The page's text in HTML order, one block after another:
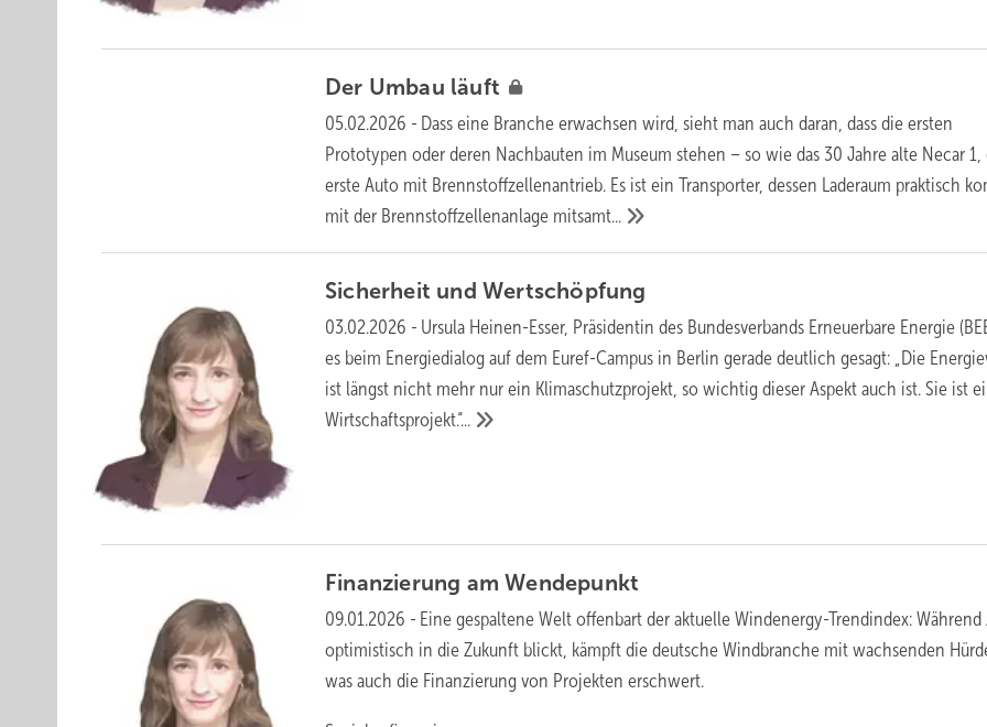
Der Umbau läuft
05.02.2026 - Dass eine Branche erwachsen wird, sieht man auch daran, dass die ersten
Prototypen oder deren Nachbauten im Museum stehen – so wie das 30 Jahre alte Necar 1,
erste Auto mit Brennstoffzellenantrieb. Es ist ein Transporter, dessen Laderaum praktisch
mit der Brennstoffzellenanlage mitsamt...
Si cherheit undWertschöpfung
03.02.2026 - Ursula Heinen-Esser, Präsidentin des Bundesverbands Erneuerbare Energie
es beim Energiedialog auf dem Euref-Campus in Berlin gerade deutlich gesagt: „Die
ist längst nicht mehr nur ein Klimaschutzprojekt, so wichtig dieser Aspekt auch ist. Sie ist
Wirtschaftsprojekt.“...
Finanzierung amWendepunkt
09.01.2026 - Eine gespaltene Welt offenbart der aktuelle Windenergy-Trendindex: Während
optimistisch in die Zukunft blickt, kämpft die deutsche Windbranche mit wachsenden
was auch die Finanzierung von Projekten erschwert.